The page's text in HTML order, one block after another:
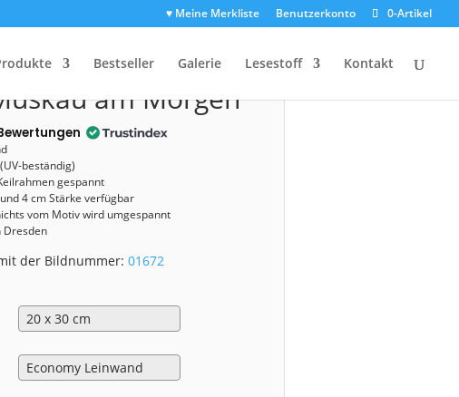
♥ Meine Merkliste Benutzerkonto 0-Artikel
Bestseller Galerie Lesestoff Kontakt
(01672)
am Morgen
beständig)
gespannt
4 cm Stärke verfügbar
vom Motiv wird umgespannt
Dresden
der Bildnummer:01672